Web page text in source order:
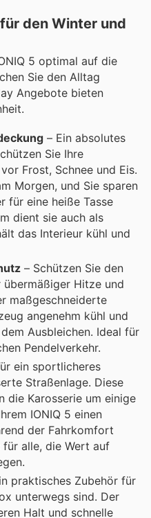
den Winter und
5 optimal auf die
Sie den Alltag
Angebote bieten
– Ein absolutes
Sie Ihre
Frost, Schnee und Eis.
Morgen, und Sie sparen
für eine heiße Tasse
dient sie auch als
das Interieur kühl und
– Schützen Sie den
übermäßiger Hitze und
maßgeschneiderte
angenehm kühl und
Ausbleichen. Ideal für
Pendelverkehr.
ein sportlicheres
Straßenlage. Diese
die Karosserie um einige
IONIQ 5 einen
der Fahrkomfort
alle, die Wert auf
praktisches Zubehör für
unterwegs sind. Der
Halt und schnelle